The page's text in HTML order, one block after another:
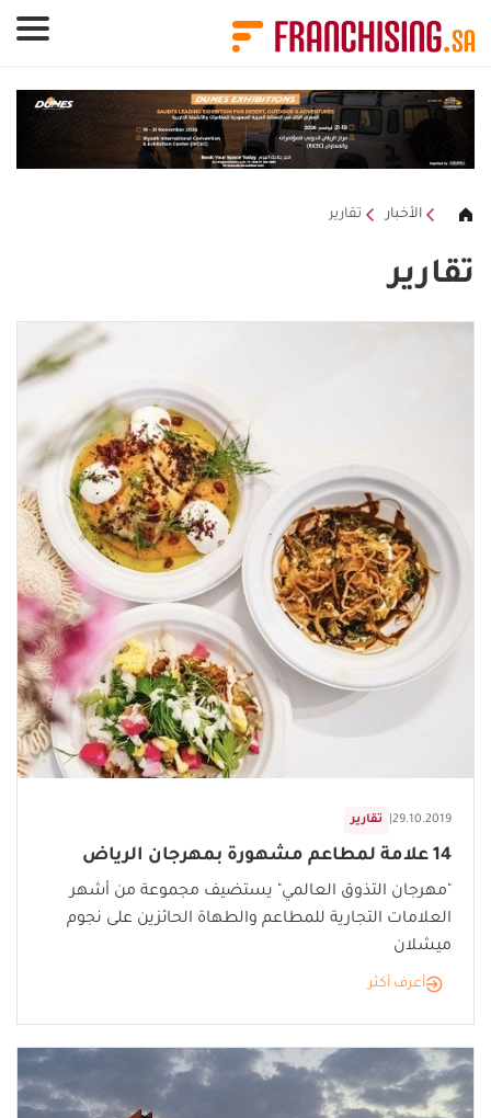
الأخبار تقارير
تقارير
تقارير 29.10.2019
14 علامة لمطاعم مشهورة بمهرجان الرياض
"مهرجان التذوق العالمي" يستضيف مجموعة من أشهر
العلامات التجارية للمطاعم والطهاة الحائزين على نجوم
ميشلان
أعرف أكثر
لوحة إدارة ملفات تعريف الارتباط